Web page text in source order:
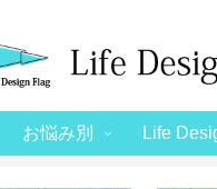
お悩み別 Life